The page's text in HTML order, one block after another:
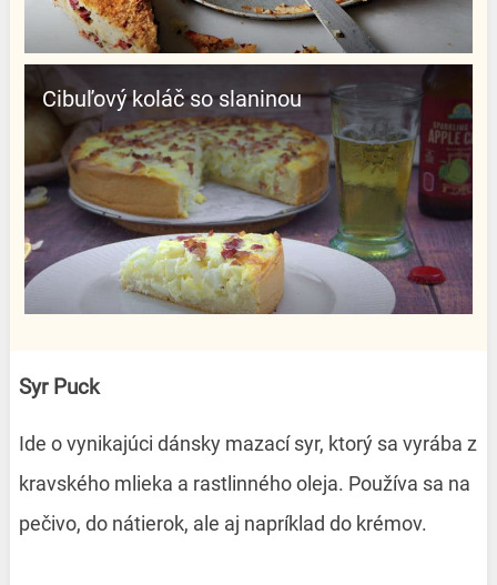
Cibuľový koláč so slaninou
Syr Puck
Ide o vynikajúci dánsky mazací syr, ktorý sa vyrába z
kravského mlieka a rastlinného oleja. Používa sa na
pečivo, do nátierok, ale aj napríklad do krémov.